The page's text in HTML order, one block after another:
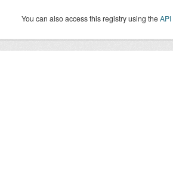
You can also access this registry using theAPI